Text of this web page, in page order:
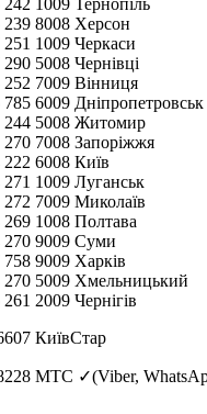
1009 Тернопіль
8008 Херсон
1009 Черкаси
5008 Чернівці
7009 Вінниця
6009 Дніпропетровськ
5008 Житомир
7008 Запоріжжя
6008 Київ
1009 Луганськ
7009 Миколаїв
1008 Полтава
9009 Суми
9009 Харків
5009 Хмельницький
2009 Чернігів
КиївСтар
МТС ✓(Viber,